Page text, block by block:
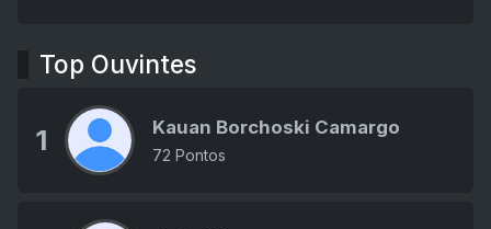
Top Ouvintes
1 Kauan Borchoski Camargo
72 Pontos